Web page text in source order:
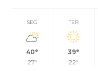
SEG
40°
27°
TER
39°
22°